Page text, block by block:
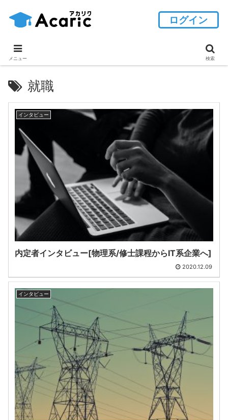
就職
インタビュー
内定者インタビュー[物理系/修士課程からIT系企業へ]
2020.12.09
インタビュー
ログイン
メニュー 検索